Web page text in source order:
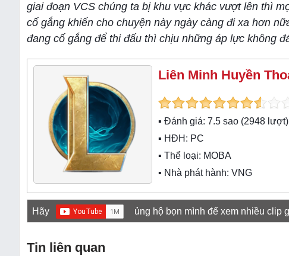
giai đoạn VCS chúng ta bị khu vực khác vượt lên thì
cố gắng khiến cho chuyện này ngày càng đi xa hơn
đang cố gắng để thi đấu thì chịu những áp lực không
Liên Minh Huyền
▪ Đánh giá: 7.5 sao (2948 lượt)
▪ HĐH: PC
▪ Thể loại: MOBA
▪ Nhà phát hành: VNG
Hãy ủng hộ bọn mình để xem nhiều clip
Tin liên quan